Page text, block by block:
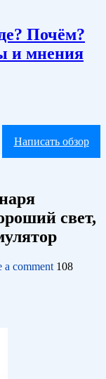
Почём?
и мнения
Написать обзор
свет,
a comment 108